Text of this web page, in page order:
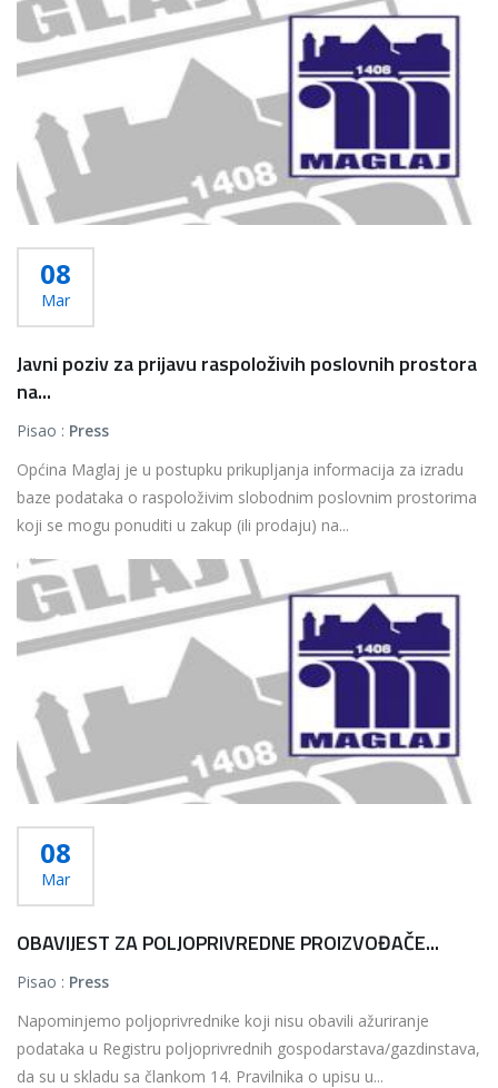
Više...
08
Mar
Javni poziv za prijavu raspoloživih poslovnih prostora
na...
Pisao : Press
Općina Maglaj je u postupku prikupljanja informacija za izradu
baze podataka o raspoloživim slobodnim poslovnim prostorima
koji se mogu ponuditi u zakup (ili prodaju) na...
Više...
08
Mar
OBAVIJEST ZA POLJOPRIVREDNE PROIZVOĐAČE...
Pisao : Press
Napominjemo poljoprivrednike koji nisu obavili ažuriranje
podataka u Registru poljoprivrednih gospodarstava/gazdinstava,
da su u skladu sa člankom 14. Pravilnika o upisu u...